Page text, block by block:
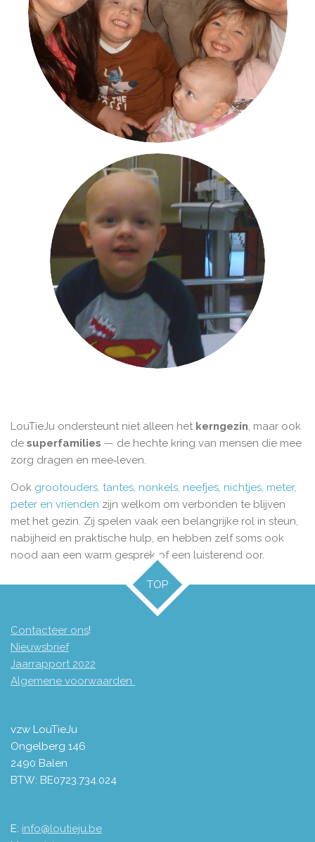
LouTieJu ondersteunt niet alleen het kerngezin, maar ook
de superfamilies — de hechte kring van mensen die mee
zorg dragen en mee‑leven.
Ook grootouders, tantes, nonkels, neefjes, nichtjes, meter,
peter en vrienden zijn welkom om verbonden te blijven
met het gezin. Zij spelen vaak een belangrijke rol in steun,
nabijheid en praktische hulp, en hebben zelf soms ook
nood aan een warm gesprek of een luisterend oor.
TOP
Contacteer ons!
Nieuwsbrief
Jaarrapport 2022
Algemene voorwaarden
vzw LouTieJu
Ongelberg 146
2490 Balen
BTW: BE0723.734.024
E: info@loutieju.be